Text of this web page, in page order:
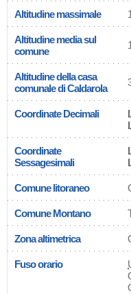
Altitudine massimale
Altitudine media sul
comune
Altitudine della casa
comunale di Caldarola
Coordinate Decimali
Coordinate
Sessagesimali
Comune litoraneo
Comune Montano
Zona altimetrica
Fuso orario